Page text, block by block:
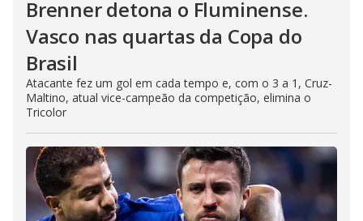
Brenner detona o Fluminense.
Vasco nas quartas da Copa do
Brasil
Atacante fez um gol em cada tempo e, com o 3 a 1, Cruz-
Maltino, atual vice-campeão da competição, elimina o
Tricolor